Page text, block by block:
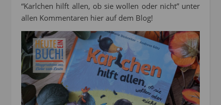
“Karlchen hilft allen, ob sie wollen oder nicht” unter
allen Kommentaren hier auf dem Blog!